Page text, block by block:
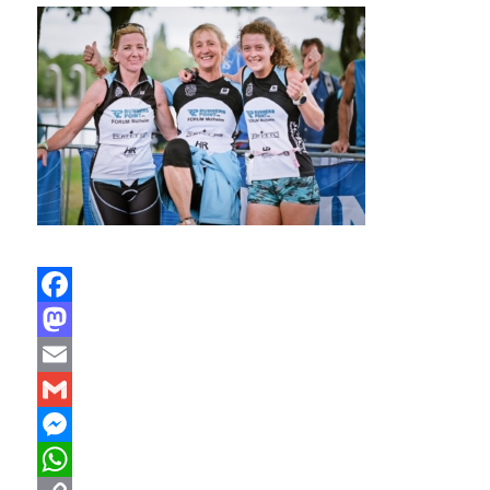
Facebook
Mastodon
Email
Gmail
Messenger